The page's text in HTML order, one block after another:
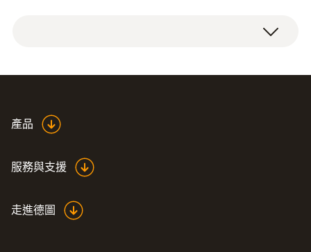
產品
服務與支援
走進德圖